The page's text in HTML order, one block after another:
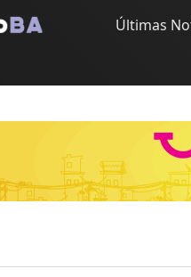
Últimas